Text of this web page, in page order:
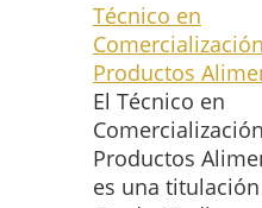
Técnico en
Productos
El Técnico en
Productos
es una